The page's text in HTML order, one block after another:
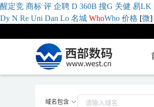
醒定竞 商标 评 企聘 D 360B 搜G 关健 易LK
Dy N Re Uni Dan Lo 名城 WhoWho 价格 [微]